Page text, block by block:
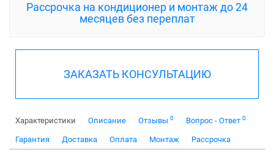
Рассрочка на кондиционер и монтаж до 24
месяцев без переплат
ЗАКАЗАТЬ КОНСУЛЬТАЦИЮ
Характеристики Описание Отзывы 0 Вопрос - Ответ 0
Гарантия Доставка Оплата Монтаж Рассрочка